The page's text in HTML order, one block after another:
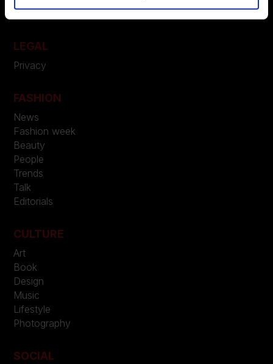
Contatti
LEGAL
Privacy
FASHION
News
Fashion week
Beauty
People
Trends
Talk
Editorials
CULTURE
Art
Book
Design
Music
Lifestyle
Photography
SOCIAL